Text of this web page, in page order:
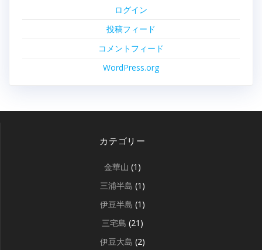
ログイン
投稿フィード
コメントフィード
WordPress.org
カテゴリー
金華山 (1)
三浦半島 (1)
伊豆半島 (1)
三宅島 (21)
伊豆大島 (2)